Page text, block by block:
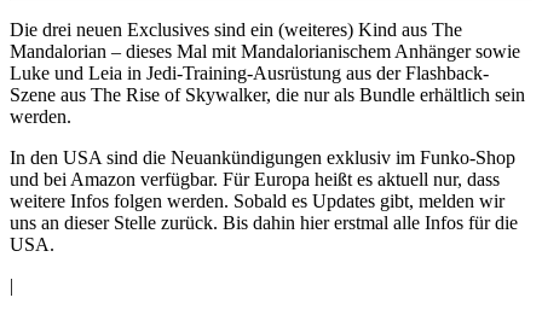
Die drei neuen Exclusives sind ein (weiteres) Kind aus The
Mandalorian – dieses Mal mit Mandalorianischem Anhänger sowie
Luke und Leia in Jedi-Training-Ausrüstung aus der Flashback-
Szene aus The Rise of Skywalker, die nur als Bundle erhältlich sein
werden.
In den USA sind die Neuankündigungen exklusiv im Funko-Shop
und bei Amazon verfügbar. Für Europa heißt es aktuell nur, dass
weitere Infos folgen werden. Sobald es Updates gibt, melden wir
uns an dieser Stelle zurück. Bis dahin hier erstmal alle Infos für die
USA.
|